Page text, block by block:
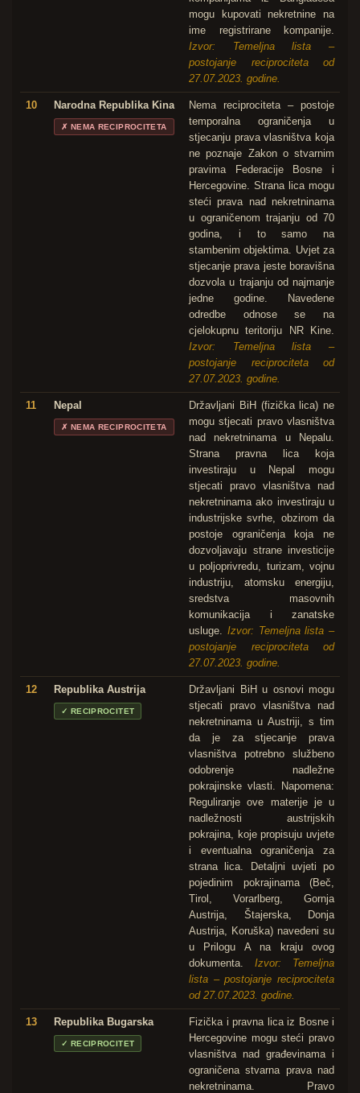
mogu kupovati nekretnine na
ime registrirane kompanije.
Izvor: Temeljna lista –
postojanje reciprociteta od
27.07.2023. godine.
10 Narodna Republika Kina
✗ NEMA RECIPROCITETA
Nema reciprociteta – postoje
temporalna ograničenja u
stjecanju prava vlasništva koja
ne poznaje Zakon o stvarnim
pravima Federacije Bosne i
Hercegovine. Strana lica mogu
steći prava nad nekretninama
u ograničenom trajanju od 70
godina, i to samo na
stambenim objektima. Uvjet za
stjecanje prava jeste boravišna
dozvola u trajanju od najmanje
jedne godine. Navedene
odredbe odnose se na
cjelokupnu teritoriju NR Kine.
Izvor: Temeljna lista –
postojanje reciprociteta od
27.07.2023. godine.
11 Nepal
✗ NEMA RECIPROCITETA
Državljani BiH (fizička lica) ne
mogu stjecati pravo vlasništva
nad nekretninama u Nepalu.
Strana pravna lica koja
investiraju u Nepal mogu
stjecati pravo vlasništva nad
nekretninama ako investiraju u
industrijske svrhe, obzirom da
postoje ograničenja koja ne
dozvoljavaju strane investicije
u poljoprivredu, turizam, vojnu
industriju, atomsku energiju,
sredstva masovnih
komunikacija i zanatske
usluge. Izvor: Temeljna lista –
postojanje reciprociteta od
27.07.2023. godine.
12 Republika Austrija
✓ RECIPROCITET
Državljani BiH u osnovi mogu
stjecati pravo vlasništva nad
nekretninama u Austriji, s tim
da je za stjecanje prava
vlasništva potrebno službeno
odobrenje nadležne
pokrajinske vlasti. Napomena:
Reguliranje ove materije je u
nadležnosti austrijskih
pokrajina, koje propisuju uvjete
i eventualna ograničenja za
strana lica. Detaljni uvjeti po
pojedinim pokrajinama (Beč,
Tirol, Vorarlberg, Gornja
Austrija, Štajerska, Donja
Austrija, Koruška) navedeni su
u Prilogu A na kraju ovog
dokumenta. Izvor: Temeljna
lista – postojanje reciprociteta
od 27.07.2023. godine.
13 Republika Bugarska
✓ RECIPROCITET
Fizička i pravna lica iz Bosne i
Hercegovine mogu steći pravo
vlasništva nad građevinama i
ograničena stvarna prava nad
nekretninama. Pravo